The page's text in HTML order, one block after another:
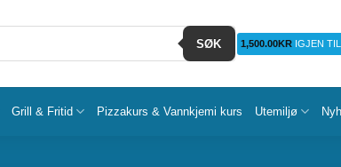
SØK 1,500.00KRIGJEN TIL
Grill & Fritid Pizzakurs & Vannkjemi kurs Utemiljø